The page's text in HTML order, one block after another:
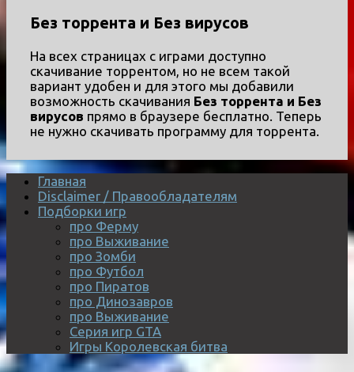
Без торрента и Без вирусов
На всех страницах с играми доступно
скачивание торрентом, но не всем такой
вариант удобен и для этого мы добавили
возможность скачивания Без торрента и Без
вирусов прямо в браузере бесплатно. Теперь
не нужно скачивать программу для торрента.
Главная
Disclaimer / Правообладателям
Подборки игр
про Ферму
про Выживание
про Зомби
про Футбол
про Пиратов
про Динозавров
про Выживание
Серия игр GTA
Игры Королевская битва